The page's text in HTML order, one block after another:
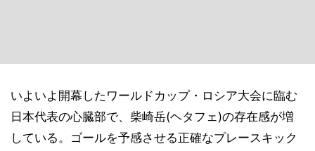
いよいよ開幕したワールドカップ・ロシア大会に臨む
日本代表の心臓部で、柴崎岳(ヘタフェ)の存在感が増
している。ゴールを予感させる正確なプレースキック